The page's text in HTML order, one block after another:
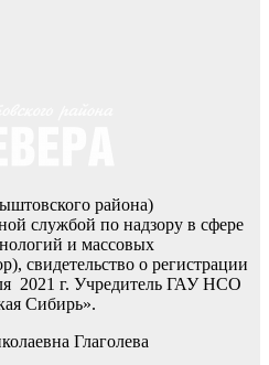
района)
службой по надзору в сфере
и массовых
свидетельство о регистрации
2021 г. Учредитель ГАУ НСО
Сибирь».
Глаголева